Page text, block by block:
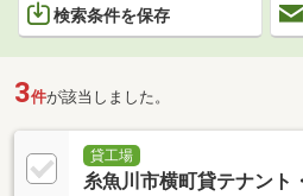
検索条件を保存
3件が該当しました。
貸工場
糸魚川市横町貸テナント